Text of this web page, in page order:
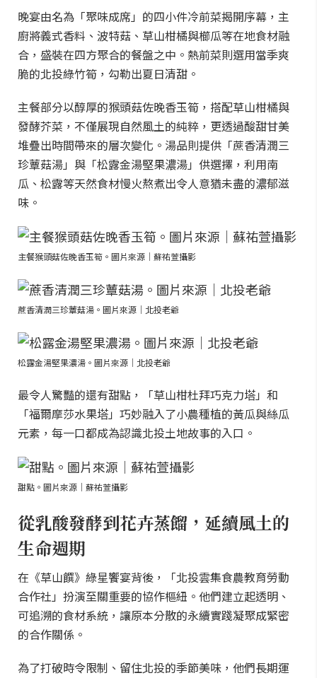
晚宴由名為「聚味成席」的四小件冷前菜揭開序幕，主
廚將義式香料、波特菇、草山柑橘與櫛瓜等在地食材融
合，盛裝在四方聚合的餐盤之中。熱前菜則選用當季爽
脆的北投綠竹筍，勾勒出夏日清甜。
主餐部分以醇厚的猴頭菇佐晚香玉筍，搭配草山柑橘與
發酵芥菜，不僅展現自然風土的純粹，更透過酸甜甘美
堆疊出時間帶來的層次變化。湯品則提供「蔗香清潤三
珍蕈菇湯」與「松露金湯堅果濃湯」供選擇，利用南
瓜、松露等天然食材慢火熬煮出令人意猶未盡的濃郁滋
味。
主餐猴頭菇佐晚香玉筍。圖片來源｜蘇祐萱攝影
蔗香清潤三珍蕈菇湯。圖片來源｜北投老爺
松露金湯堅果濃湯。圖片來源｜北投老爺
最令人驚豔的還有甜點，「草山柑杜拜巧克力塔」和
「福爾摩莎水果塔」巧妙融入了小農種植的黃瓜與絲瓜
元素，每一口都成為認識北投土地故事的入口。
甜點。圖片來源｜蘇祐萱攝影
從乳酸發酵到花卉蒸餾，延續風土的
生命週期
在《草山饌》綠星饗宴背後，「北投雲集食農教育勞動
合作社」扮演至關重要的協作樞紐。他們建立起透明、
可追溯的食材系統，讓原本分散的永續實踐凝聚成緊密
的合作關係。
為了打破時令限制、留住北投的季節美味，他們長期運